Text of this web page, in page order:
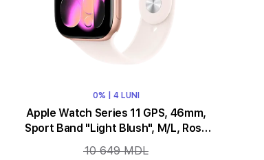
0% | 4 LUNI
Apple Watch Series 11 GPS, 46mm,
Sport Band "Light Blush", M/L, Rose
Gold Aluminium
10 649 MDL